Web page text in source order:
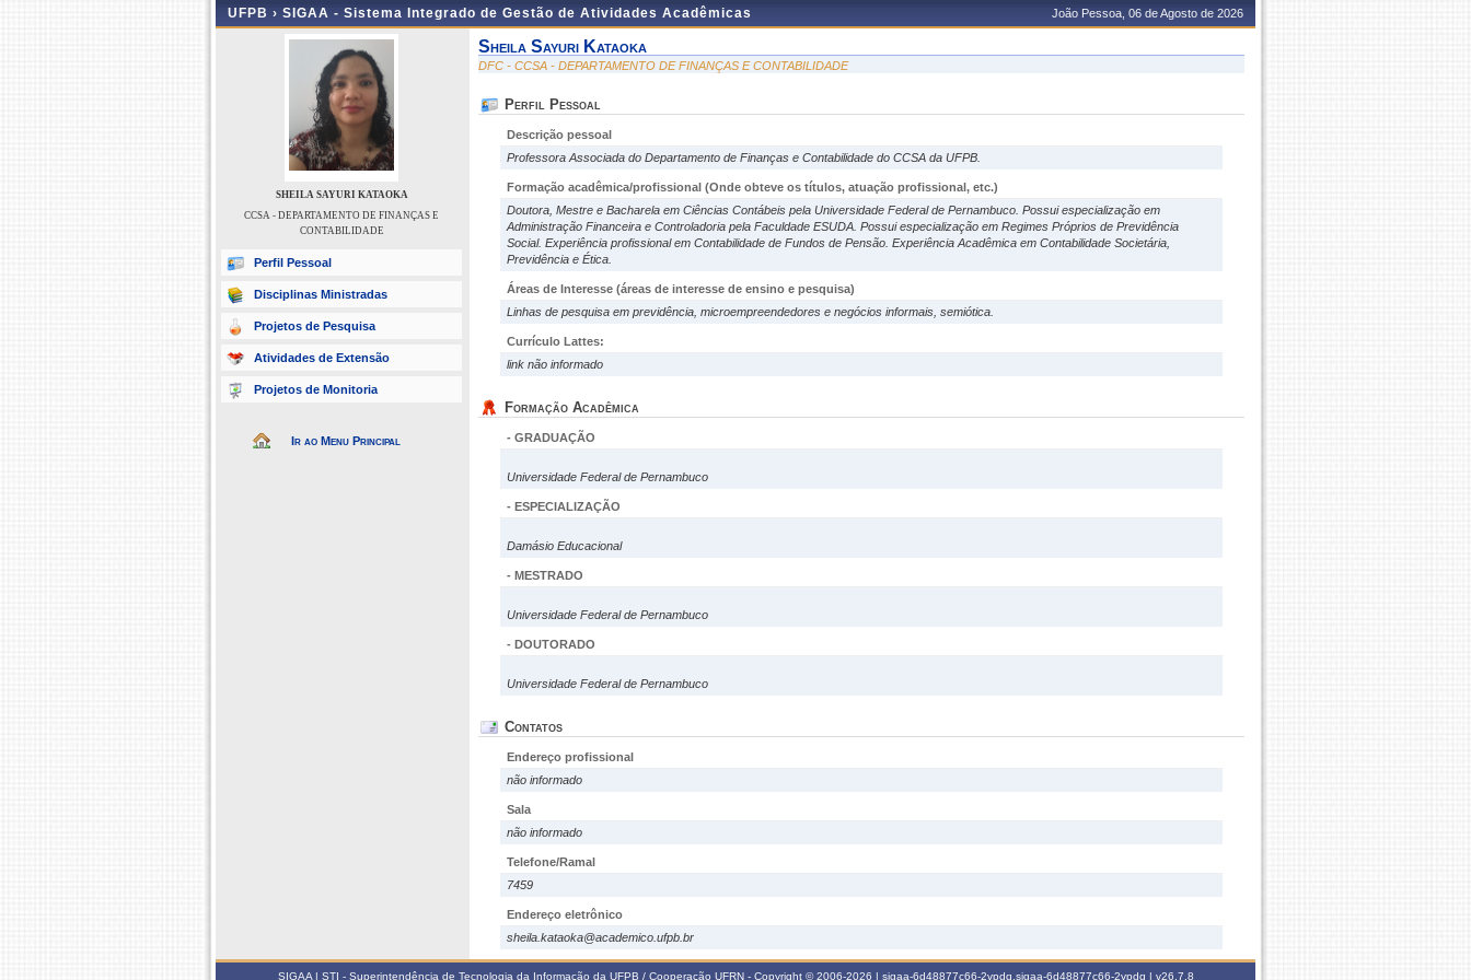
UFPB › SIGAA - Sistema Integrado de Gestão de Atividades Acadêmicas João Pessoa, 06 de Agosto de 2026
SHEILA SAYURI KATAOKA
CCSA - DEPARTAMENTO DE FINANÇAS E
CONTABILIDADE
Perfil Pessoal
Disciplinas Ministradas
Projetos de Pesquisa
Atividades de Extensão
Projetos de Monitoria
Ir ao Menu Principal
Sheila Sayuri Kataoka
DFC - CCSA - DEPARTAMENTO DE FINANÇAS E CONTABILIDADE
Perfil Pessoal
Descrição pessoal
Professora Associada do Departamento de Finanças e Contabilidade do CCSA da UFPB.
Formação acadêmica/profissional (Onde obteve os títulos, atuação profissional, etc.)
Doutora, Mestre e Bacharela em Ciências Contábeis pela Universidade Federal de Pernambuco. Possui especialização em
Administração Financeira e Controladoria pela Faculdade ESUDA. Possui especialização em Regimes Próprios de Previdência
Social. Experiência profissional em Contabilidade de Fundos de Pensão. Experiência Acadêmica em Contabilidade Societária,
Previdência e Ética.
Áreas de Interesse (áreas de interesse de ensino e pesquisa)
Linhas de pesquisa em previdência, microempreendedores e negócios informais, semiótica.
Currículo Lattes:
link não informado
Formação Acadêmica
- GRADUAÇÃO
Universidade Federal de Pernambuco
- ESPECIALIZAÇÃO
Damásio Educacional
- MESTRADO
Universidade Federal de Pernambuco
- DOUTORADO
Universidade Federal de Pernambuco
Contatos
Endereço profissional
não informado
Sala
não informado
Telefone/Ramal
7459
Endereço eletrônico
sheila.kataoka@academico.ufpb.br
SIGAA | STI - Superintendência de Tecnologia da Informação da UFPB / Cooperação UFRN - Copyright © 2006-2026 | sigaa-6d48877c66-2vpdq.sigaa-6d48877c66-2vpdq | v26.7.8